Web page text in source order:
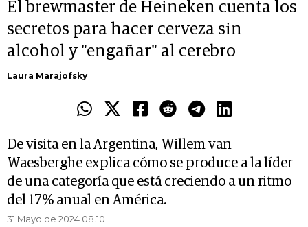
El brewmaster de Heineken cuenta los
secretos para hacer cerveza sin
alcohol y "engañar" al cerebro
Laura Marajofsky
De visita en la Argentina, Willem van
Waesberghe explica cómo se produce a la líder
de una categoría que está creciendo a un ritmo
del 17% anual en América.
31 Mayo de 2024 08.10